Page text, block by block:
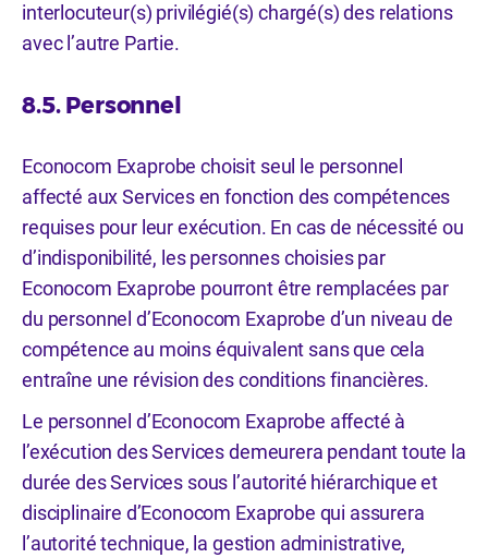
interlocuteur(s) privilégié(s) chargé(s) des relations
avec l’autre Partie.
8.5. Personnel
Econocom Exaprobe choisit seul le personnel
affecté aux Services en fonction des compétences
requises pour leur exécution. En cas de nécessité ou
d’indisponibilité, les personnes choisies par
Econocom Exaprobe pourront être remplacées par
du personnel d’Econocom Exaprobe d’un niveau de
compétence au moins équivalent sans que cela
entraîne une révision des conditions financières.
Le personnel d’Econocom Exaprobe affecté à
l’exécution des Services demeurera pendant toute la
durée des Services sous l’autorité hiérarchique et
disciplinaire d’Econocom Exaprobe qui assurera
l’autorité technique, la gestion administrative,